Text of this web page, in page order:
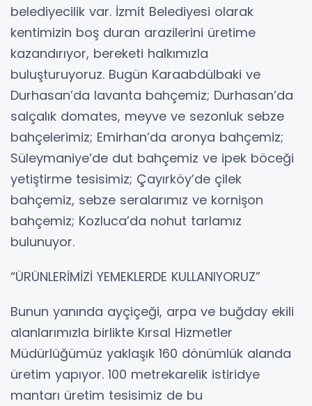
belediyecilik var. İzmit Belediyesi olarak
kentimizin boş duran arazilerini üretime
kazandırıyor, bereketi halkımızla
buluşturuyoruz. Bugün Karaabdülbaki ve
Durhasan’da lavanta bahçemiz; Durhasan’da
salçalık domates, meyve ve sezonluk sebze
bahçelerimiz; Emirhan’da aronya bahçemiz;
Süleymaniye’de dut bahçemiz ve ipek böceği
yetiştirme tesisimiz; Çayırköy’de çilek
bahçemiz, sebze seralarımız ve kornişon
bahçemiz; Kozluca’da nohut tarlamız
bulunuyor.
“ÜRÜNLERİMİZİ YEMEKLERDE KULLANIYORUZ”
Bunun yanında ayçiçeği, arpa ve buğday ekili
alanlarımızla birlikte Kırsal Hizmetler
Müdürlüğümüz yaklaşık 160 dönümlük alanda
üretim yapıyor. 100 metrekarelik istiridye
mantarı üretim tesisimiz de bu